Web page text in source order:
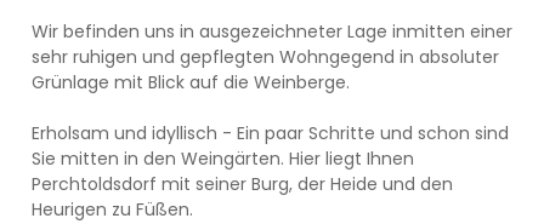
Wir befinden uns in ausgezeichneter Lage inmitten einer
sehr ruhigen und gepflegten Wohngegend in absoluter
Grünlage mit Blick auf die Weinberge.
Erholsam und idyllisch - Ein paar Schritte und schon sind
Sie mitten in den Weingärten. Hier liegt Ihnen
Perchtoldsdorf mit seiner Burg, der Heide und den
Heurigen zu Füßen.